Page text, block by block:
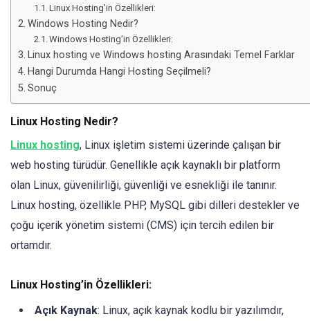
Linux Hosting’in Özellikleri:
Windows Hosting Nedir?
Windows Hosting’in Özellikleri:
Linux hosting ve Windows hosting Arasındaki Temel Farklar
Hangi Durumda Hangi Hosting Seçilmeli?
Sonuç
Linux Hosting Nedir?
Linux hosting, Linux işletim sistemi üzerinde çalışan bir
web hosting türüdür. Genellikle açık kaynaklı bir platform
olan Linux, güvenilirliği, güvenliği ve esnekliği ile tanınır.
Linux hosting, özellikle PHP, MySQL gibi dilleri destekler ve
çoğu içerik yönetim sistemi (CMS) için tercih edilen bir
ortamdır.
Linux Hosting’in Özellikleri:
Açık Kaynak: Linux, açık kaynak kodlu bir yazılımdır,